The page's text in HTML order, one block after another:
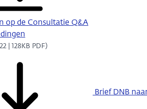
op de Consultatie Q&A
| 128KB PDF)
Brief DNB